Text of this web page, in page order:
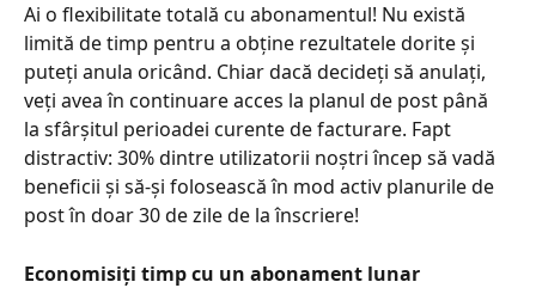
Ai o flexibilitate totală cu abonamentul! Nu există
limită de timp pentru a obține rezultatele dorite și
puteți anula oricând. Chiar dacă decideți să anulați,
veți avea în continuare acces la planul de post până
la sfârșitul perioadei curente de facturare. Fapt
distractiv: 30% dintre utilizatorii noștri încep să vadă
beneficii și să-și folosească în mod activ planurile de
post în doar 30 de zile de la înscriere!
Economisiți timp cu un abonament lunar